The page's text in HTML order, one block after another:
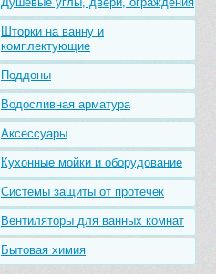
Шторки на ванну и
комплектующие
Поддоны
Водосливная арматура
Аксессуары
Кухонные мойки и оборудование
Системы защиты от протечек
Вентиляторы для ванных комнат
Бытовая химия